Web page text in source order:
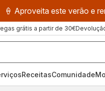
🍦 Aproveita este verão e
grátis a partir de 30€
Receitas